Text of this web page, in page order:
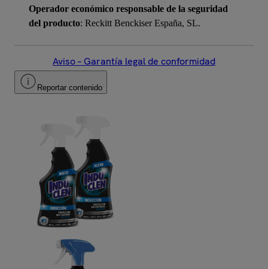
Operador económico responsable de la seguridad
del producto: Reckitt Benckiser España, SL.
Aviso – Garantía legal de conformidad
Reportar contenido